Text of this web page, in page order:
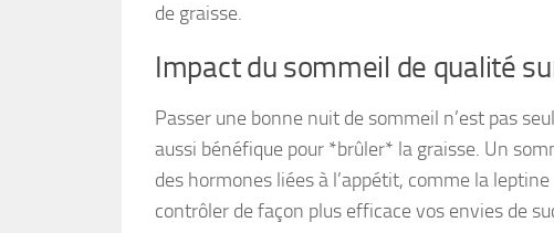
de graisse.
Impact du sommeil de qualité
Passer une bonne nuit de sommeil n’est pas
aussi bénéfique pour *brûler* la graisse. Un
des hormones liées à l’appétit, comme la
contrôler de façon plus efficace vos envies de